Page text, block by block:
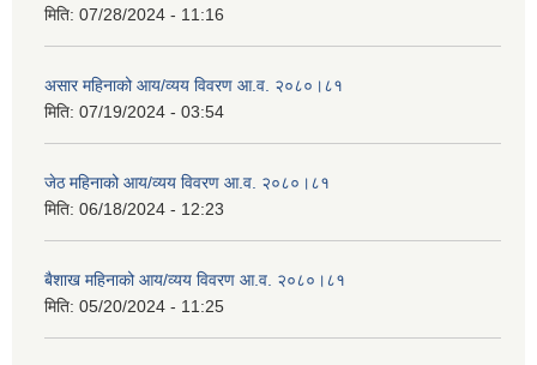
मिति: 07/28/2024 - 11:16
असार महिनाको आय/व्यय विवरण आ.व. २०८०।८१
मिति: 07/19/2024 - 03:54
जेठ महिनाको आय/व्यय विवरण आ.व. २०८०।८१
मिति: 06/18/2024 - 12:23
बैशाख महिनाको आय/व्यय विवरण आ.व. २०८०।८१
मिति: 05/20/2024 - 11:25